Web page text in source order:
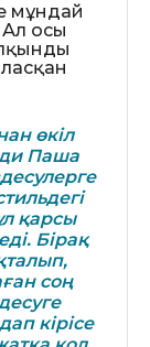
мұндай
Ал осы
өкіл
Паша
қарсы
Бірақ
соң
кірісе